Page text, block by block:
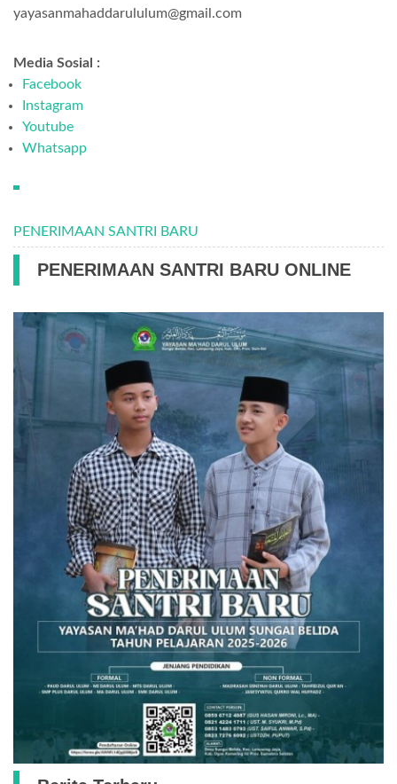
yayasanmahaddarululum@gmail.com
Media Sosial :
Facebook
Instagram
Youtube
Whatsapp
PENERIMAAN SANTRI BARU
PENERIMAAN SANTRI BARU ONLINE